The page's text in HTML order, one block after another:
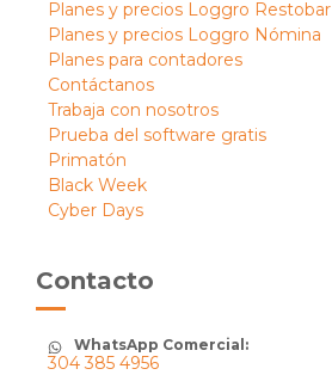
Planes y precios Loggro Restobar
Planes y precios Loggro Nómina
Planes para contadores
Contáctanos
Trabaja con nosotros
Prueba del software gratis
Primatón
Black Week
Cyber Days
Contacto
WhatsApp Comercial:
304 385 4956